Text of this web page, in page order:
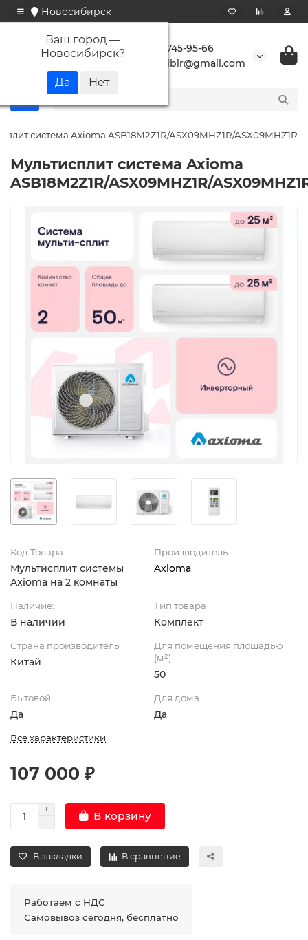
Новосибирск
Ваш город —
Новосибирск?
+7 923 745-95-66
buransibir@gmail.com
система Axioma ASB18M2Z1R/ASX09MHZ1R/ASX09MHZ1R
Мультисплит система Axioma
ASB18M2Z1R/ASX09MHZ1R/
Код Товара
Мультисплит системы
Axioma на 2 комнаты
Производитель
Axioma
Наличие:
В наличии
Тип товара
Комплект
Страна производитель
Китай
Для помещения площадью
(м²)
50
Бытовой
Да
Для дома
Да
Все характеристики
107 000 ₽
В корзину
В закладки В сравнение
Работаем с НДС
Самовывоз сегодня, бесплатно